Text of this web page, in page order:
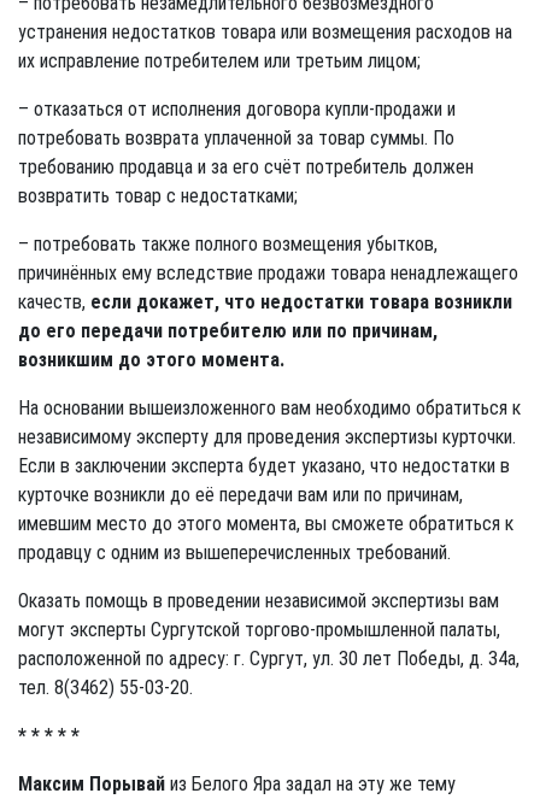
устранения недостатков товара или возмещения расходов на
их исправление потребителем или третьим лицом;
– отказаться от исполнения договора купли-продажи и
потребовать возврата уплаченной за товар суммы. По
требованию продавца и за его счёт потребитель должен
возвратить товар с недостатками;
– потребовать также полного возмещения убытков,
причинённых ему вследствие продажи товара ненадлежащего
качеств, если докажет, что недостатки товара возникли
до его передачи потребителю или по причинам,
возникшим до этого момента.
На основании вышеизложенного вам необходимо обратиться к
независимому эксперту для проведения экспертизы курточки.
Если в заключении эксперта будет указано, что недостатки в
курточке возникли до её передачи вам или по причинам,
имевшим место до этого момента, вы сможете обратиться к
продавцу с одним из вышеперечисленных требований.
Оказать помощь в проведении независимой экспертизы вам
могут эксперты Сургутской торгово-промышленной палаты,
расположенной по адресу: г. Сургут, ул. 30 лет Победы, д. 34а,
тел. 8(3462) 55-03-20.
* * * * *
Максим Порывай из Белого Яра задал на эту же тему